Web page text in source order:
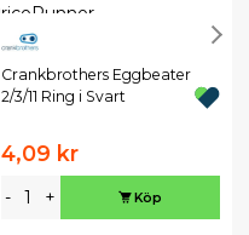
Crankbrothers Eggbeater
2/3/11 Ring i Svart
4,09 kr
- + Köp